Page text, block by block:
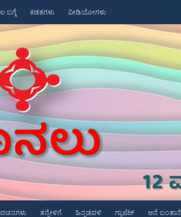
ಬಗ್ಗೆ ಕಡತಗಳು ವೀಡಿಯೋಗಳು
ವಚನಗಳು ತನ್ನೇಳಿಗೆ ಹಿನ್ನಡವಳಿ ಗ್ಯಾಜೆಟ್ ಆನೆ ಬಂತಾನೆ